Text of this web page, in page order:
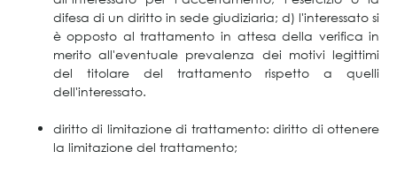
difesa di un diritto in sede giudiziaria; d) l'interessato si
è opposto al trattamento in attesa della verifica in
merito all'eventuale prevalenza dei motivi legittimi
del titolare del trattamento rispetto a quelli
dell'interessato.
diritto di limitazione di trattamento: diritto di ottenere
la limitazione del trattamento;